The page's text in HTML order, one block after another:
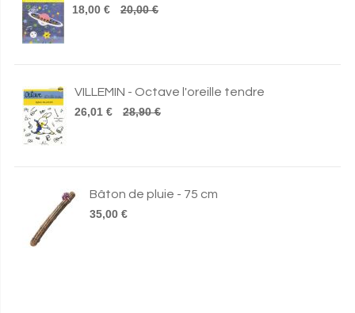
18,00 €
20,00 €
VILLEMIN - Octave l'oreille tendre
26,01 €
28,90 €
Bâton de pluie - 75 cm
35,00 €